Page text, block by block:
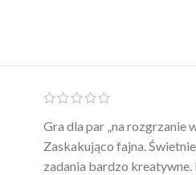
Ten żel intymny to był
poprawia komfort, ale też
ciepła. Nie uczula, bez